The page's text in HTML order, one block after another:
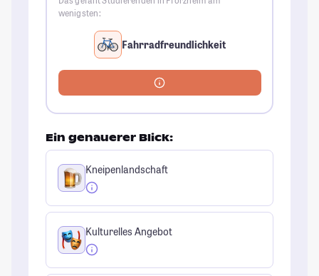
wenigsten:
Fahrradfreundlichkeit
Ein genauerer Blick:
Kneipenlandschaft
Kulturelles Angebot